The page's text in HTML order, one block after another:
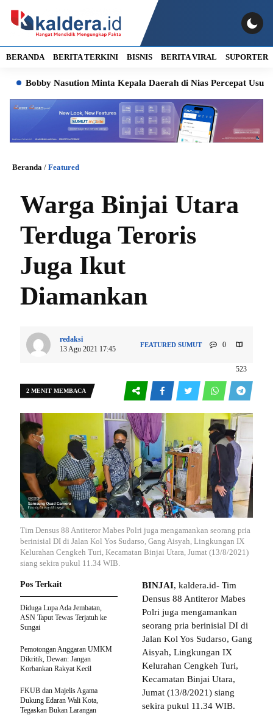
BERANDA BERITA TERKINI BISNIS BERITA VIRAL SUPORTER
Nasution Minta Kepala Daerah di Nias Percepat Usulan BKP
Beranda / Featured
Warga Binjai Utara
Terduga Teroris
Juga Ikut
Diamankan
redaksi
13 Agu 2021 17:45
FEATURED SUMUT 0
523
2 MENIT MEMBACA
Tim Densus 88 Antiteror Mabes Polri juga mengamankan seorang pria
berinisial DI di Jalan Kol Yos Sudarso, Gang Aisyah, Lingkungan IX
Kelurahan Cengkeh Turi, Kecamatan Binjai Utara, Jumat (13/8/2021)
siang sekira pukul 11.34 WIB.
BINJAI, kaldera.id- Tim
Densus 88 Antiteror Mabes
Polri juga mengamankan
seorang pria berinisial DI di
Jalan Kol Yos Sudarso, Gang
Aisyah, Lingkungan IX
Kelurahan Cengkeh Turi,
Kecamatan Binjai Utara,
Jumat (13/8/2021) siang
sekira pukul 11.34 WIB.
Pos Terkait
Diduga Lupa Ada Jembatan,
ASN Taput Tewas Terjatuh ke
Sungai
Pemotongan Anggaran UMKM
Dikritik, Dewan: Jangan
Korbankan Rakyat Kecil
FKUB dan Majelis Agama
Dukung Edaran Wali Kota,
Tegaskan Bukan Larangan